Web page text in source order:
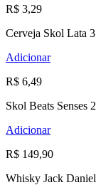
R$ 3,29
Cerveja Skol Lata
Adicionar
R$ 6,49
Skol Beats Senses
Adicionar
R$ 149,90
Whisky Jack